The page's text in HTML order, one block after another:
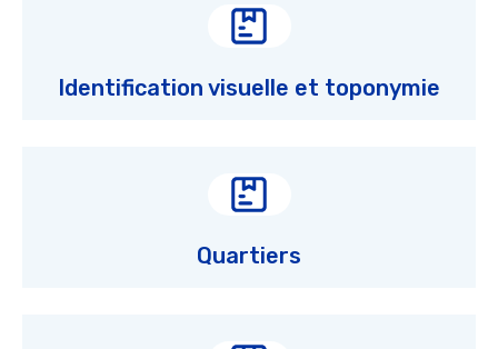
Identification visuelle et toponymie
Quartiers